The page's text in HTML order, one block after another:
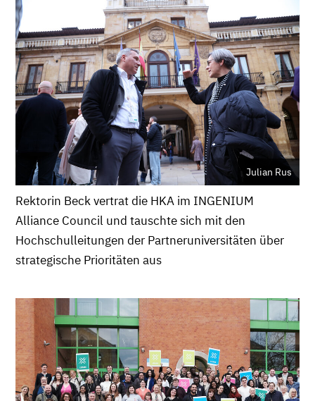
Julian Rus
Rektorin Beck vertrat die HKA im INGENIUM
Alliance Council und tauschte sich mit den
Hochschulleitungen der Partneruniversitäten über
strategische Prioritäten aus